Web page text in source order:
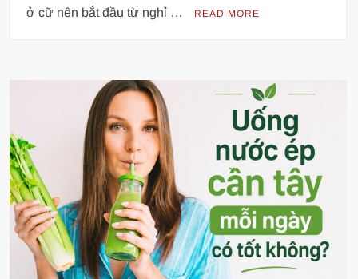
ở cữ nên bắt đầu từ nghỉ … READ MORE